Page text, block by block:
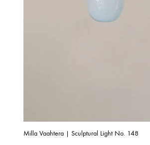
Milla Vaahtera | Sculptural Light No. 148